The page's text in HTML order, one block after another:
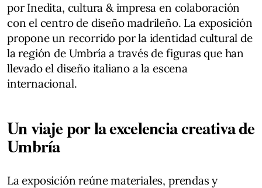
por Inedita, cultura & impresa en colaboración
con el centro de diseño madrileño. La exposición
propone un recorrido por la identidad cultural de
la región de Umbría a través de figuras que han
llevado el diseño italiano a la escena
internacional.
Un viaje por la excelencia creativa de
Umbría
La exposición reúne materiales, prendas y